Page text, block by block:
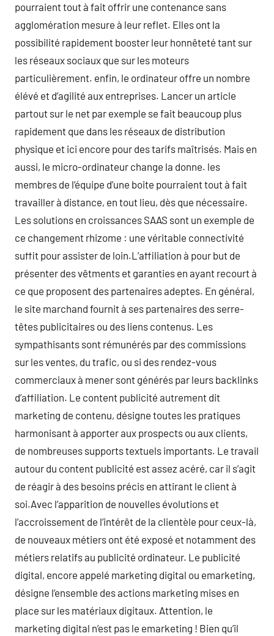
pourraient tout à fait offrir une contenance sans
agglomération mesure à leur reflet. Elles ont la
possibilité rapidement booster leur honnêteté tant sur
les réseaux sociaux que sur les moteurs
particulièrement. enfin, le ordinateur offre un nombre
élévé et d’agilité aux entreprises. Lancer un article
partout sur le net par exemple se fait beaucoup plus
rapidement que dans les réseaux de distribution
physique et ici encore pour des tarifs maîtrisés. Mais en
aussi, le micro-ordinateur change la donne. les
membres de l’équipe d’une boite pourraient tout à fait
travailler à distance, en tout lieu, dès que nécessaire.
Les solutions en croissances SAAS sont un exemple de
ce changement rhizome : une véritable connectivité
suffit pour assister de loin.L’affiliation à pour but de
présenter des vêtments et garanties en ayant recourt à
ce que proposent des partenaires adeptes. En général,
le site marchand fournit à ses partenaires des serre-
têtes publicitaires ou des liens contenus. Les
sympathisants sont rémunérés par des commissions
sur les ventes, du trafic, ou si des rendez-vous
commerciaux à mener sont générés par leurs backlinks
d’affiliation. Le content publicité autrement dit
marketing de contenu, désigne toutes les pratiques
harmonisant à apporter aux prospects ou aux clients,
de nombreuses supports textuels importants. Le travail
autour du content publicité est assez acéré, car il s’agit
de réagir à des besoins précis en attirant le client à
soi.Avec l’apparition de nouvelles évolutions et
l’accroissement de l’intérêt de la clientèle pour ceux-là,
de nouveaux métiers ont été exposé et notamment des
métiers relatifs au publicité ordinateur. Le publicité
digital, encore appelé marketing digital ou emarketing,
désigne l’ensemble des actions marketing mises en
place sur les matériaux digitaux. Attention, le
marketing digital n’est pas le emarketing ! Bien qu’il